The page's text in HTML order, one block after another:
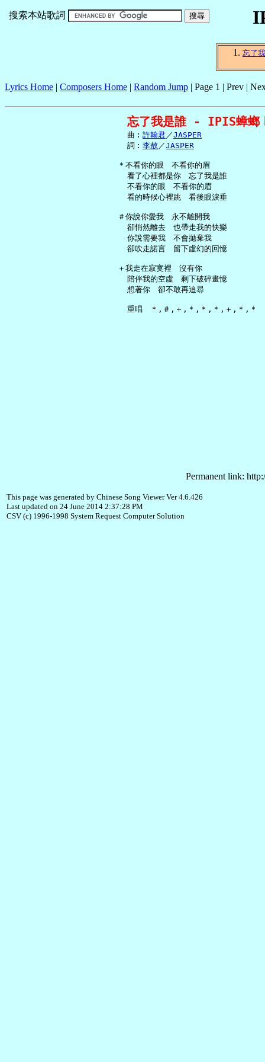
搜索本站歌詞
忘了
Lyrics Home | Composers Home | Random Jump | Page 1 | Prev |
忘了我是誰 - IPIS蟑螂
     曲︰
許翰君／JASPER
     詞︰
李敖／JASPER
   ＊不看你的眼　不看你的眉
     看了心裡都是你　忘了我是誰
     不看你的眼　不看你的眉
     看的時候心裡跳　看後眼淚垂
   ＃你說你愛我　永不離開我
     卻悄然離去　也帶走我的快樂
     你說需要我　不會拋棄我
     卻吹走諾言　留下虛幻的回憶
   ＋我走在寂寞裡　沒有你
     陪伴我的空虛　剩下破碎畫憶
     想著你　卻不敢再追尋
Permanent link:
This page was generated by Chinese Song Viewer Ver 4.6.426
Last updated on 24 June 2014 2:37:28 PM
CSV (c) 1996-1998 System Request Computer Solution